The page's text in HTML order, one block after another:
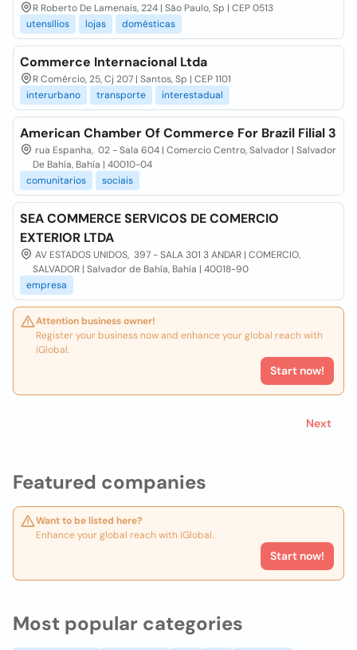
Featured companies
Want to be listed here?
Enhance your global reach with iGlobal.
Start now!
R Roberto De Lamenais, 224 | São Paulo, Sp | CEP 0513
utensílios
lojas domésticas
Commerce Internacional Ltda
R Comércio, 25, Cj 207 | Santos, Sp | CEP 1101
interurbano
transporte interestadual
American Chamber Of Commerce For Brazil Filial 3
rua Espanha, 02 - Sala 604 | Comercio Centro, Salvador | Salvador
De Bahía, Bahía | 40010-04
comunitarios
sociais
SEA COMMERCE SERVICOS DE COMERCIO
EXTERIOR LTDA
AV ESTADOS UNIDOS, 397 - SALA 301 3 ANDAR | COMERCIO,
SALVADOR | Salvador de Bahía, Bahía | 40018-90
empresa
Attention business owner!
Register your business now and enhance your global reach with
iGlobal.
Start now!
Next
Most popular categories